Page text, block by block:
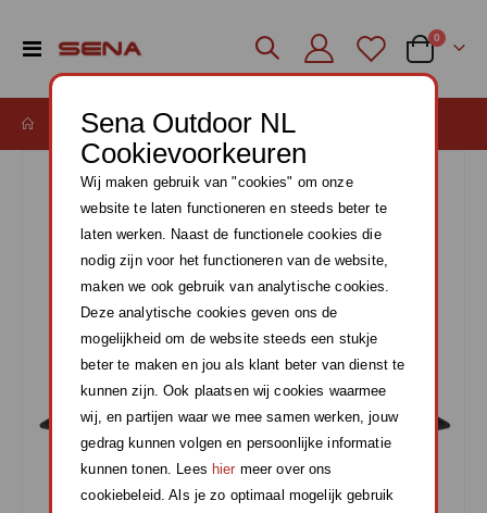
Sena Outdoor NL
Cookievoorkeuren
Wij maken gebruik van "cookies" om onze
website te laten functioneren en steeds beter te
laten werken. Naast de functionele cookies die
nodig zijn voor het functioneren van de website,
maken we ook gebruik van analytische cookies.
Deze analytische cookies geven ons de
mogelijkheid om de website steeds een stukje
beter te maken en jou als klant beter van dienst te
kunnen zijn. Ook plaatsen wij cookies waarmee
wij, en partijen waar we mee samen werken, jouw
gedrag kunnen volgen en persoonlijke informatie
kunnen tonen. Lees hier meer over ons
cookiebeleid. Als je zo optimaal mogelijk gebruik
Toggle
Cart
0
SENA M1 BINNENVOERING
afbeeldingen-